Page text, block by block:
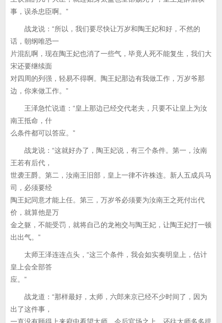
事，误杀忠臣啊。”
战龙说：“所以，我们要尽快让万岁和陶王妃和好，不然的
话，朝纲唯恐一
片混乱啊，现在陶王妃也消了一些气，毕竟人死不能复生，我们大
宋还要继续面
对四周的列强，轻易不得啊。陶王妃那边有我做工作，万岁爷那
边，你来做工作。”
王泽急忙说道：“皇上那边已经交代老夫，只要不让皇上为汝
南王抵命，什
么条件都可以答应。”
战龙说：“这就好办了，陶王妃说，有三个条件。第一，汝南
王若有后代，
世袭王爵。第二，汝南王旧部，皇上一律不许株连。新人五成兵马
司，必须要经
陶王妃同意才能上任。第三，万岁爷必须要为汝南王之死付出代
价，就算他是万
金之躯，不能受罚，就将自己的龙袍交与陶王妃，让陶王妃打一顿
出出气。”
太师王泽连连点头，“这三个条件，我会如实奏明皇上，估计
皇上会全部答
应。”
战龙道：“那样最好，太师，六郎来京已经不少时间了，因为
出了这件事，